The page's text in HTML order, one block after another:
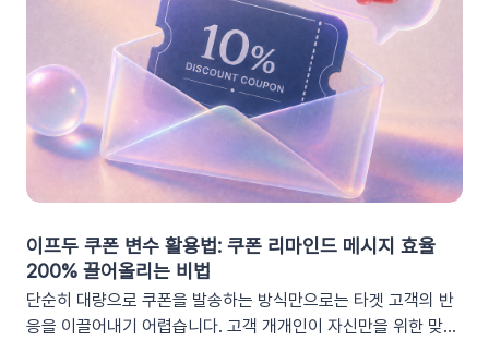
이프두 쿠폰 변수 활용법: 쿠폰 리마인드 메시지 효율
200% 끌어올리는 비법
단순히 대량으로 쿠폰을 발송하는 방식만으로는 타겟 고객의 반
응을 이끌어내기 어렵습니다. 고객 개개인이 자신만을 위한 맞춤